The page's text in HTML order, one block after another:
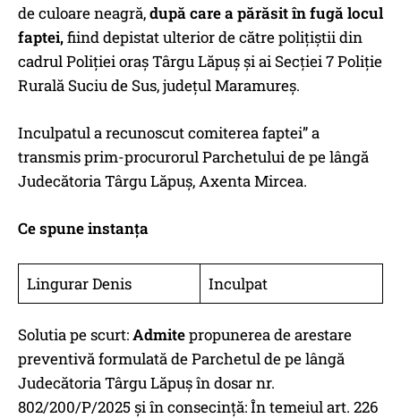
de culoare neagră,după care a părăsit în fugă locul
faptei,fiind depistat ulterior de către poliţiştii din
cadrul Poliţiei oraş Târgu Lăpuş şi ai Secţiei 7 Poliţie
Rurală Suciu de Sus, judeţul Maramureş.
Inculpatul a recunoscut comiterea faptei” a
transmis prim-procurorul Parchetului de pe lângă
Judecătoria Târgu Lăpuș, Axenta Mircea.
Ce spune instanța
Lingurar Denis Inculpat
Solutia pe scurt:Admitepropunerea de arestare
preventivă formulată de Parchetul de pe lângă
Judecătoria Târgu Lăpuş în dosar nr.
802/200/P/2025 şi în consecinţă: În temeiul art. 226